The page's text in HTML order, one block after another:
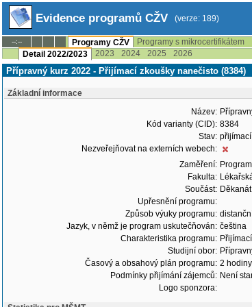
Evidence programů CŽV (verze: 189)
--:-- Programy CŽV
Programy s mikrocertifikátem
Detail 2022/2023
2023 2024 2025 2026
Přípravný kurz 2022 - Přijímací zkoušky nanečisto (8384)
Základní informace
Název:
Kód varianty (CID): 8384
Stav:
Nezveřejňovat na externích webech:
Zaměření:
Fakulta:
Součást:
Upřesnění programu:
Způsob výuky programu:
Jazyk, v němž je program uskutečňován: čeština
Charakteristika programu:
Studijní obor:
Časový a obsahový plán programu: 2 hodiny
Podmínky přijímání zájemců: Není
Logo sponzora: